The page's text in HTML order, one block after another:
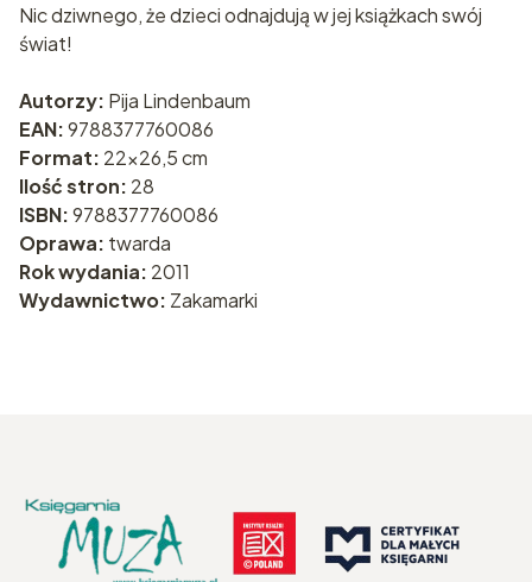
Nic dziwnego, że dzieci odnajdują w jej książkach swój
świat!
Autorzy: Pija Lindenbaum
EAN:9788377760086
Format: 22x26,5 cm
Ilość stron: 28
ISBN:9788377760086
Oprawa: twarda
Rok wydania: 2011
Wydawnictwo: Zakamarki